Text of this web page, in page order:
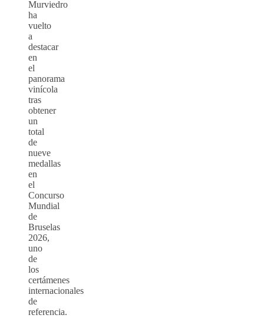
Murviedro
ha
vuelto
a
destacar
en
el
panorama
vinícola
tras
obtener
un
total
de
nueve
medallas
en
el
Concurso
Mundial
de
Bruselas
2026,
uno
de
los
certámenes
internacionales
de
referencia.